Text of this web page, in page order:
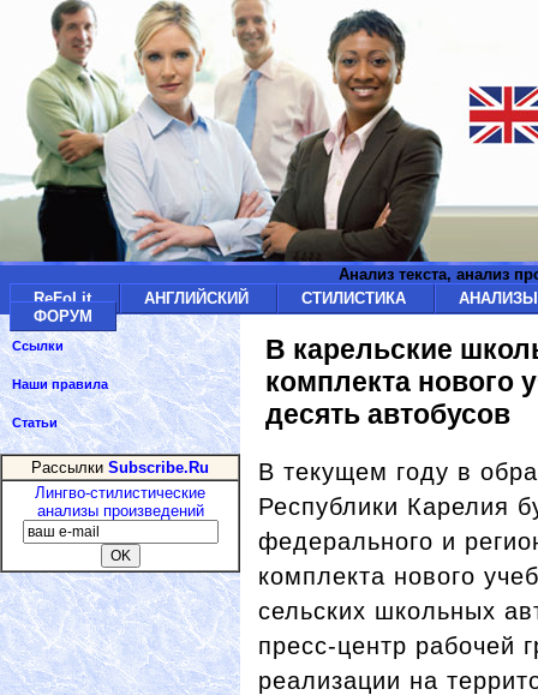
Анализ текста, анализ
ReFoLit
АНГЛИЙСКИЙ СТИЛИСТИКА
ФОРУМ
В карельские
комплекта нового
десять автобусов
В текущем году в
Республики Карелия
федерального и
комплекта нового
сельских школьных
пресс-центр рабочей
реализации на
Ссылки
Наши правила
Статьи
Рассылки Subscribe.Ru
Лингво-стилистические
анализы произведений